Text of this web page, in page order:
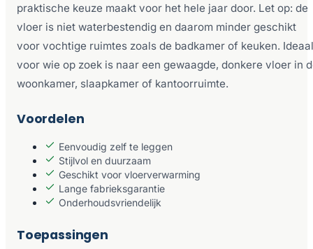
praktische keuze maakt voor het hele jaar door. Let op: de
vloer is niet waterbestendig en daarom minder geschikt
voor vochtige ruimtes zoals de badkamer of keuken. Ideaal
voor wie op zoek is naar een gewaagde, donkere vloer in
woonkamer, slaapkamer of kantoorruimte.
Voordelen
Eenvoudig zelf te leggen
Stijlvol en duurzaam
Geschikt voor vloerverwarming
Lange fabrieksgarantie
Onderhoudsvriendelijk
Toepassingen